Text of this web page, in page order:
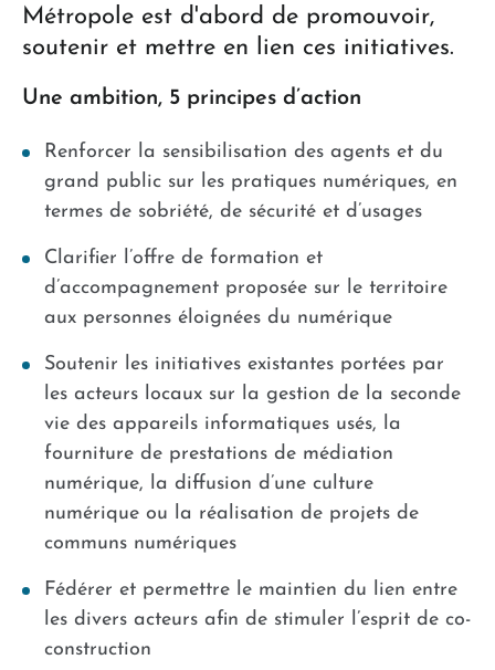
Métropole est d'abord de promouvoir,
soutenir et mettre en lien ces initiatives.
Une ambition, 5 principes d’action
Renforcer la sensibilisation des agents et du
grand public sur les pratiques numériques, en
termes de sobriété, de sécurité et d’usages
Clarifier l’offre de formation et
d’accompagnement proposée sur le territoire
aux personnes éloignées du numérique
Soutenir les initiatives existantes portées par
les acteurs locaux sur la gestion de la seconde
vie des appareils informatiques usés, la
fourniture de prestations de médiation
numérique, la diffusion d’une culture
numérique ou la réalisation de projets de
communs numériques
Fédérer et permettre le maintien du lien entre
les divers acteurs afin de stimuler l’esprit de co-
construction